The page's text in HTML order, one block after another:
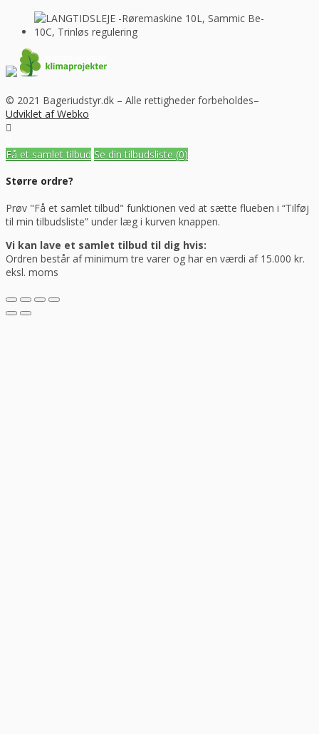
© 2021 Bageriudstyr.dk – Alle rettigheder forbeholdes–
Udviklet af Webko
Få et samlet tilbud Se din tilbudsliste (0)
Større ordre?
Prøv "Få et samlet tilbud" funktionen ved at sætte flueben i “Tilføj
til min tilbudsliste” under læg i kurven knappen.
Vi kan lave et samlet tilbud til dig hvis:
Ordren består af minimum tre varer og har en værdi af 15.000 kr.
eksl. moms